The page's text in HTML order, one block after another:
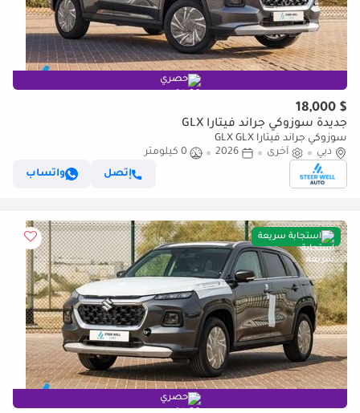
حصري
$ 18,000
جديدة سوزوكي جراند فيتارا GLX
سوزوكي جراند فيتارا GLX GLX
دبي
أخرى 2026
0 كيلومتر
إتصل
واتساب
استجابة سريعة
حصري